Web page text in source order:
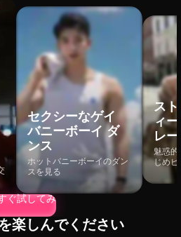
セクシーなゲイ
バニーボーイ ダ
ンス
ホットバニーボーイのダン
スを見る
ス
ィ
レ
魅惑
じめビ
ぐ試してみ
を楽しんでください